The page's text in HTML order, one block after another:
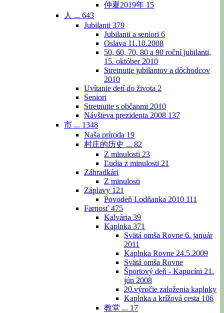
仲夏2019年 15
人 ... 643
Jubilanti 379
Jubilanti a seniori 6
Oslava 11.10.2008
50, 60, 70, 80 a 90 roční jubilanti,
15. október 2010
Stretnutie jubilantov a dôchodcov
2010
Uvítanie detí do života 2
Seniori
Stretnutie s občanmi 2010
Návšteva prezidenta 2008 137
市 ... 1348
Naša príroda 19
村庄的历史 ... 82
Z minulosti 23
Ľudia z minulosti 21
Záhradkári
Z minulosti
Záplavy 121
Povodeň Lodňanka 2010 111
Farnosť 475
Kalvária 39
Kaplnka 371
Svätá omša Rovne 6. január
2011
Kaplnka Rovne 24.5.2009
Svätá omša Rovne
Športový deň - Kapucíni 21.
jún 2008
20.výročie založenia kaplnky
Kaplnka a krížová cesta 106
教堂 ... 17